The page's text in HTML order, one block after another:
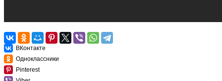
ВКонтакте
Одноклассники
Pinterest